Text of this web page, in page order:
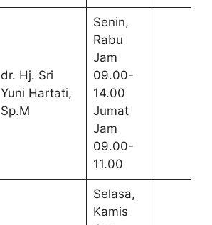
dr. Hj. Sri
Yuni Hartati,
Sp.M
Senin,
Rabu
Jam
09.00-
14.00
Jumat
Jam
09.00-
11.00
Selasa,
Kamis